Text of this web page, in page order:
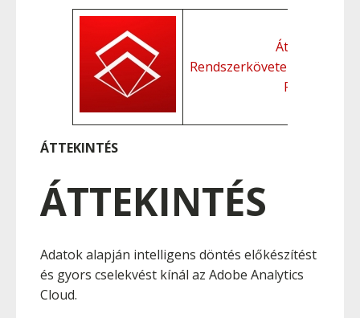
Áttekintés
Rendszerkövetelmények
Funkciók
ÁTTEKINTÉS
ÁTTEKINTÉS
Adatok alapján intelligens döntés előkészítést
és gyors cselekvést kínál az Adobe Analytics
Cloud.